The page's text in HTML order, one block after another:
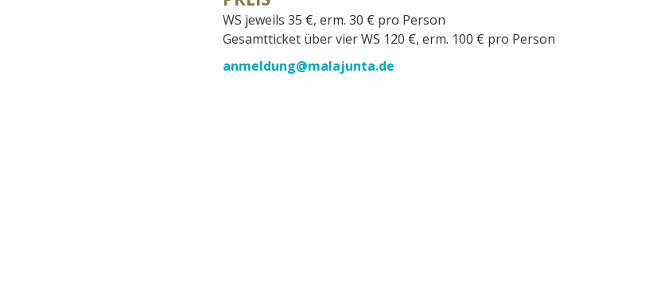
WS jeweils 35 €, erm. 30 € pro Person
Gesamtticket über vier WS 120 €, erm. 100 € pro Person
anmeldung@malajunta.de